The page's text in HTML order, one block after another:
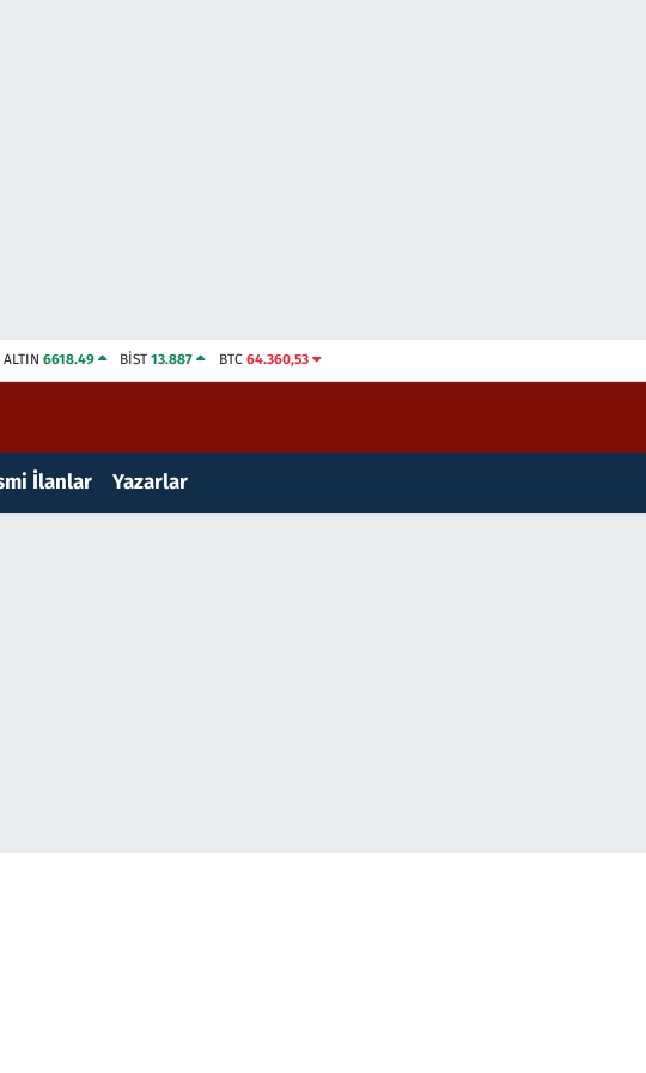
ALTIN 6618.49 BİST13.887 BTC 64.360,53
İlanlar Yazarlar